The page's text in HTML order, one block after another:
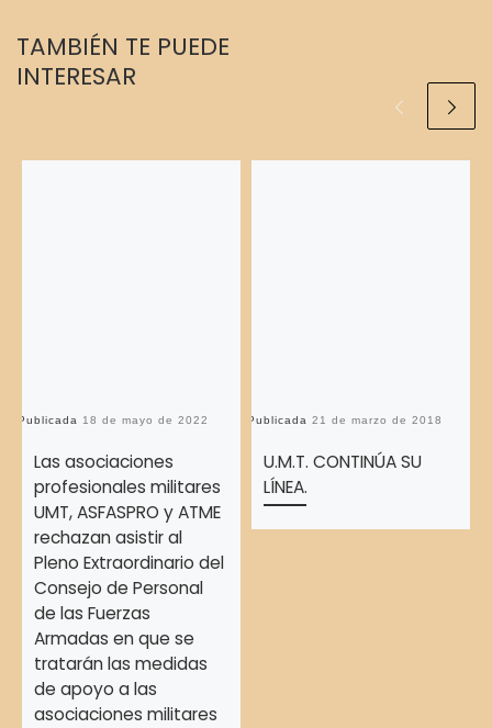
TAMBIÉN TE PUEDE
INTERESAR
Publicada 18 de mayo de 2022
Las asociaciones
profesionales militares
UMT, ASFASPRO y ATME
rechazan asistir al
Pleno Extraordinario del
Consejo de Personal
de las Fuerzas
Armadas en que se
tratarán las medidas
de apoyo a las
asociaciones militares
Publicada21 de marzo de 2018
U.M.T. CONTINÚA SU
LÍNEA.